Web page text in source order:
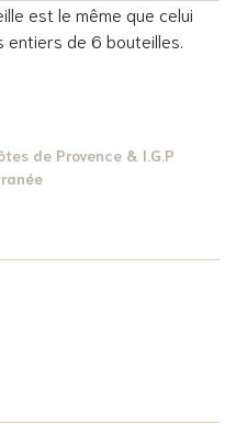
est le même que celui
de 6 bouteilles.
de Provence & I.G.P